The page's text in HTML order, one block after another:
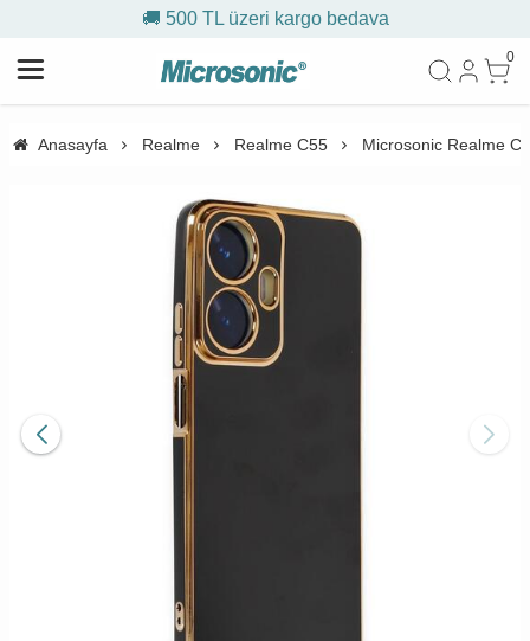
🚚 500 TL üzeri kargo bedava
0
Anasayfa Realme Realme C55 Microsonic Realme